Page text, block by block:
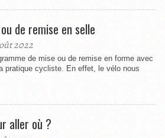
de remise en selle
2022
de mise ou de remise en forme avec
pratique cycliste. En effet, le vélo nous
aller où ?